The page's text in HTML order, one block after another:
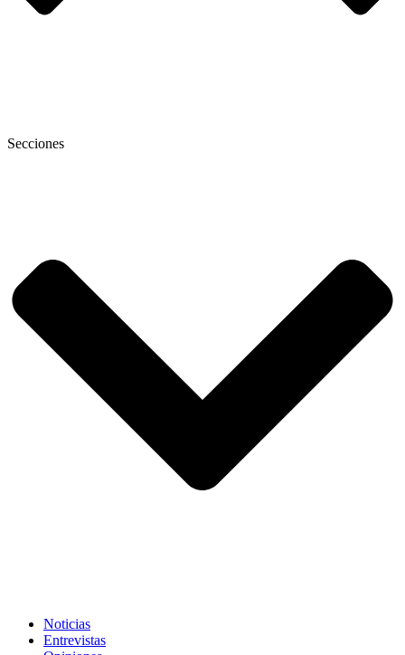
Secciones
Noticias
Entrevistas